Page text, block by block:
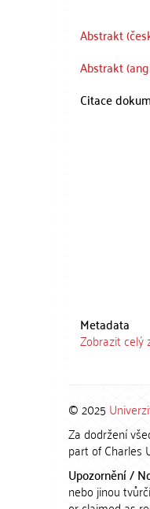
Abstrakt
Abstrakt
Citace
Metadata
Zobrazit celý
© 2025
Za dodržení
part of Charles
Upozornění /
nebo jinou